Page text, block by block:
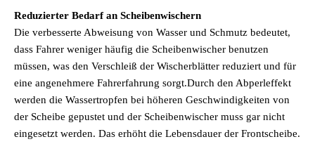
Reduzierter Bedarf an Scheibenwischern
Die verbesserte Abweisung von Wasser und Schmutz bedeutet,
dass Fahrer weniger häufig die Scheibenwischer benutzen
müssen, was den Verschleiß der Wischerblätter reduziert und für
eine angenehmere Fahrerfahrung sorgt.Durch den Abperleffekt
werden die Wassertropfen bei höheren Geschwindigkeiten von
der Scheibe gepustet und der Scheibenwischer muss gar nicht
eingesetzt werden. Das erhöht die Lebensdauer der Frontscheibe.